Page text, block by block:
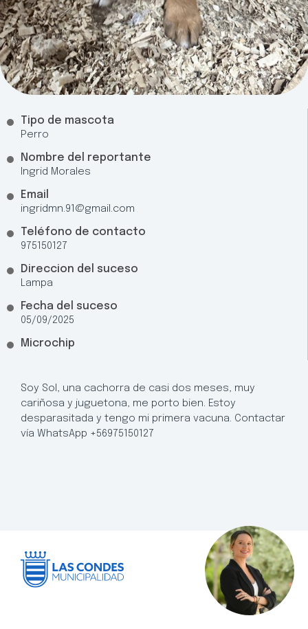
Tipo de mascota
Perro
Nombre del reportante
Ingrid Morales
Email
ingridmn.91@gmail.com
Teléfono de contacto
975150127
Direccion del suceso
Lampa
Fecha del suceso
05/09/2025
Microchip
Soy Sol, una cachorra de casi dos meses, muy
cariñosa y juguetona, me porto bien. Estoy
desparasitada y tengo mi primera vacuna. Contactar
vía WhatsApp +56975150127